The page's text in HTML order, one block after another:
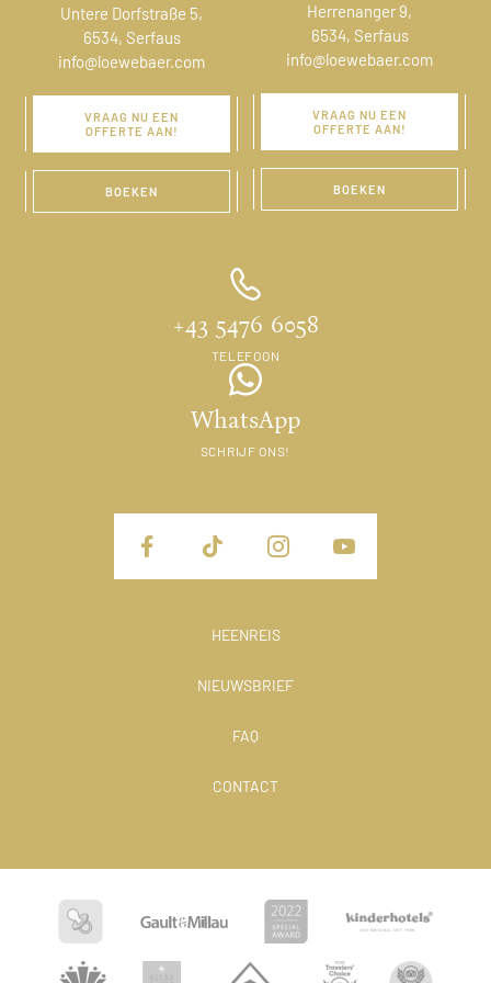
Untere Dorfstraße 5,
6534, Serfaus
info@loewebaer.com
VRAAG NU EEN
OFFERTE AAN!
BOEKEN
+43 5476 6058
TELEFOON
WhatsApp
SCHRIJF ONS!
Herrenanger 9,
6534, Serfaus
info@loewebaer.com
VRAAG NU EEN
OFFERTE AAN!
BOEKEN
HEENREIS
NIEUWSBRIEF
FAQ
CONTACT